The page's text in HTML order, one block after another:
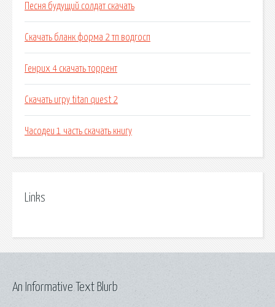
Песня будущий солдат скачать
Скачать бланк форма 2 тп водгосп
Генрих 4 скачать торрент
Скачать игру titan quest 2
Часодеи 1 часть скачать книгу
Links
An Informative Text Blurb